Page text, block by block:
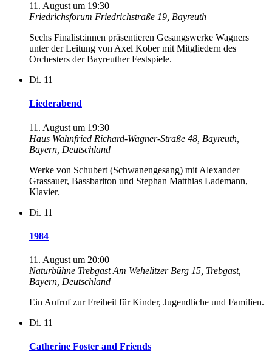
11. August um 19:30
Friedrichsforum Friedrichstraße 19, Bayreuth
Sechs Finalist:innen präsentieren Gesangswerke Wagners
unter der Leitung von Axel Kober mit Mitgliedern des
Orchesters der Bayreuther Festspiele.
Di. 11
Liederabend
11. August um 19:30
Haus Wahnfried Richard-Wagner-Straße 48, Bayreuth,
Bayern, Deutschland
Werke von Schubert (Schwanengesang) mit Alexander
Grassauer, Bassbariton und Stephan Matthias Lademann,
Klavier.
Di. 11
1984
11. August um 20:00
Naturbühne TrebgastAm Wehelitzer Berg 15, Trebgast,
Bayern, Deutschland
Ein Aufruf zur Freiheit für Kinder, Jugendliche und Familien.
Di. 11
Catherine Foster and Friends